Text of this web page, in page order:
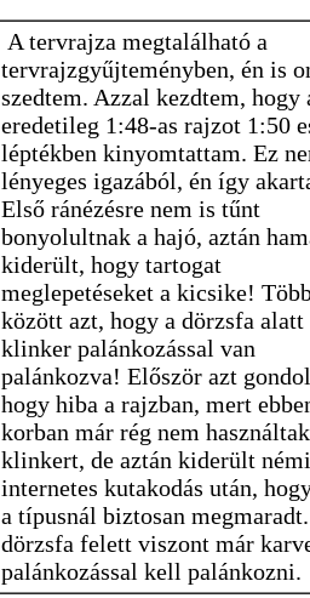
A tervrajza megtalálható a
tervrajzgyűjteményben, én is
szedtem. Azzal kezdtem, hogy
eredetileg 1:48-as rajzot 1:50
léptékben kinyomtattam. Ez
lényeges igazából, én így
Első ránézésre nem is tűnt
bonyolultnak a hajó, aztán
kiderült, hogy tartogat
meglepetéseket a kicsike!
között azt, hogy a dörzsfa alatt
klinker palánkozással van
palánkozva! Először azt
hogy hiba a rajzban, mert
korban már rég nem használtak
klinkert, de aztán kiderült némi
internetes kutakodás után,
a típusnál biztosan
dörzsfa felett viszont már
palánkozással kell palánkozni.